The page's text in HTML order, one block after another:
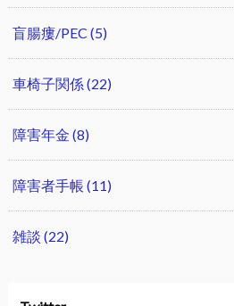
盲腸瘻/PEC (5)
車椅子関係(22)
障害年金 (8)
障害者手帳 (11)
雑談 (22)